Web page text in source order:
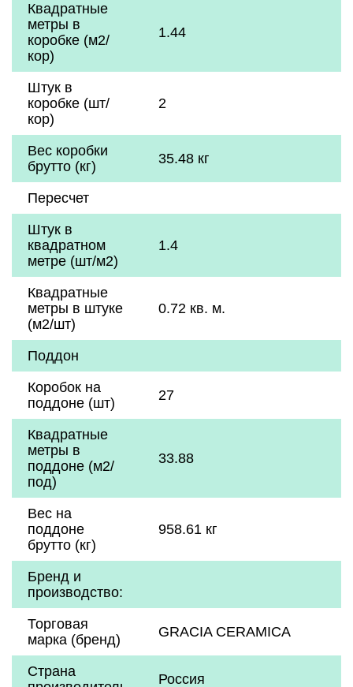
Квадратные
метры в
коробке (м2/
кор)
1.44
Штук в
коробке (шт/
кор)
2
Вес коробки
брутто (кг)
35.48 кг
Пересчет
Штук в
квадратном
метре (шт/м2)
1.4
Квадратные
метры в штуке
(м2/шт)
0.72 кв. м.
Поддон
Коробок на
поддоне (шт)
27
Квадратные
метры в
поддоне (м2/
под)
33.88
Вес на
поддоне
брутто (кг)
958.61 кг
Бренд и
производство:
Торговая
марка (бренд)
GRACIA CERAMICA
Страна
Россия